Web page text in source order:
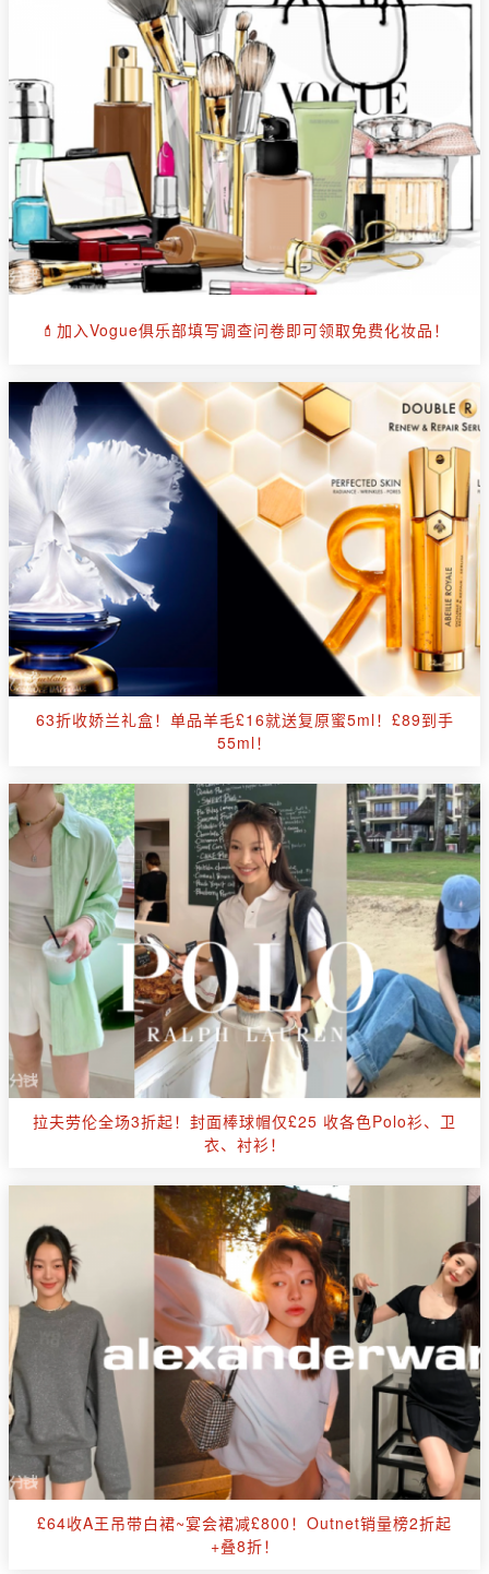
💄加入Vogue俱乐部填写调查问卷即可领取免费化妆品！
63折收娇兰礼盒！单品羊毛£16就送复原蜜5ml！£89到手
55ml！
拉夫劳伦全场3折起！封面棒球帽仅£25 收各色Polo衫、卫
衣、衬衫！
£64收A王吊带白裙~宴会裙减£800！Outnet销量榜2折起
+叠8折！